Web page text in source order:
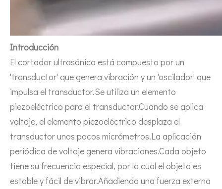
Introducción
El cortador ultrasónico está compuesto por un
'transductor' que genera vibración y un 'oscilador' que
impulsa el transductor.Se utiliza un elemento
piezoeléctrico para el transductor.Cuando se aplica
voltaje, el elemento piezoeléctrico desplaza el
transductor unos pocos micrómetros.La aplicación
periódica de voltaje genera vibraciones.Cada objeto
tiene su frecuencia especial, por la cual el objeto es
estable y fácil de vibrar.Añadiendo una fuerza externa